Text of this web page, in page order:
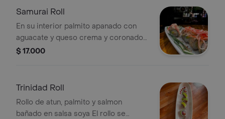
Samurai Roll
En su interior palmito apanado con
aguacate y queso crema y coronado
con kanikama en salsa hanashi (todo
$ 17.000
Trinidad Roll
Rollo de atun, palmito y salmon
bañado en salsa soya El rollo se